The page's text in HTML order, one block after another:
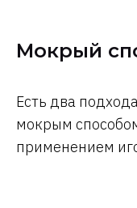
Мокрый
Есть два
мокрым
применением